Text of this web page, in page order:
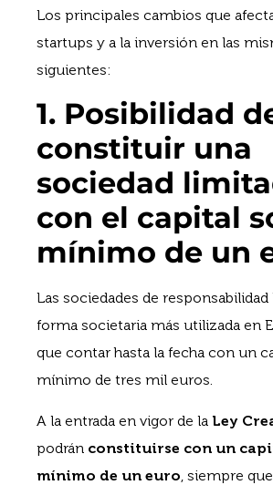
Los principales cambios que
startups y a la inversión en las
siguientes:
1. Posibilidad
constituir una
sociedad
con el capital
mínimo de un
Las sociedades de
forma societaria más utilizada en
que contar hasta la fecha con un
mínimo de tres mil euros.
A la entrada en vigor de la Ley
podrán constituirse con un
mínimo de un euro , siempre